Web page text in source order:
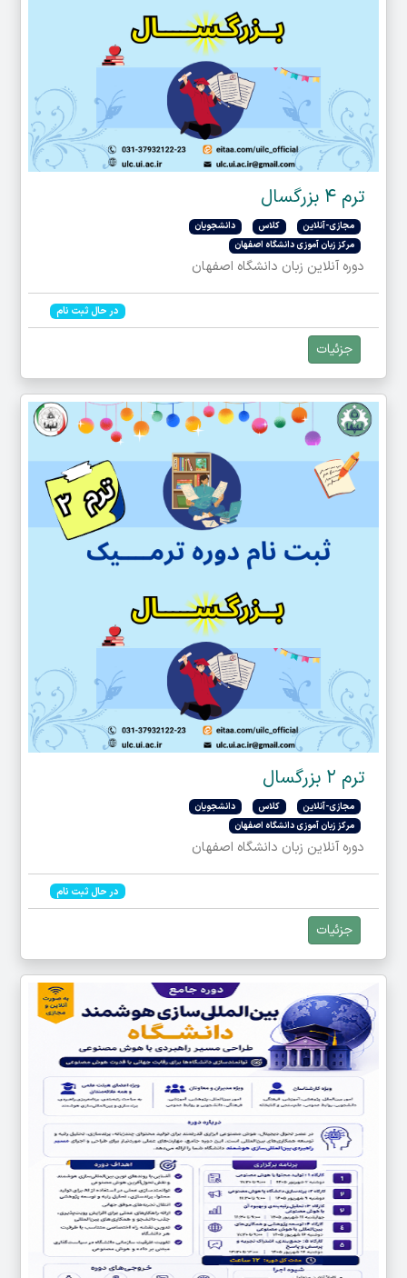
ترم ۴ بزرگسال
مجازی-آنلاین کلاس
دانشجویان
مرکز زبان آموزی دانشگاه اصفهان
دوره آنلاین زبان دانشگاه اصفهان
در حال ثبت نام
جزئیات
ترم ۲ بزرگسال
مجازی-آنلاین کلاس
دانشجویان
مرکز زبان آموزی دانشگاه اصفهان
دوره آنلاین زبان دانشگاه اصفهان
در حال ثبت نام
جزئیات